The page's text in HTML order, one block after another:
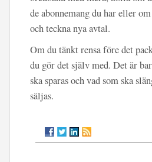
de abonnemang du har eller
och teckna nya avtal.
Om du tänkt rensa före det
du gör det själv med. Det är
ska sparas och vad som ska
säljas.